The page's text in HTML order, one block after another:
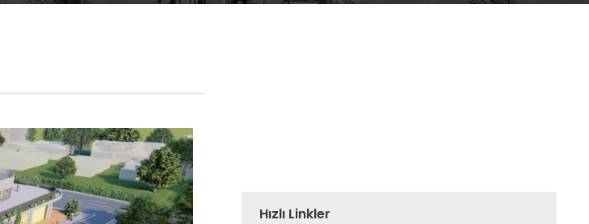
Hızlı Linkler